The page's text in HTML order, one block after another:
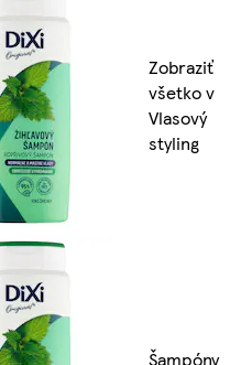
Zobraziť
všetko v
Vlasový
styling
Šampóny